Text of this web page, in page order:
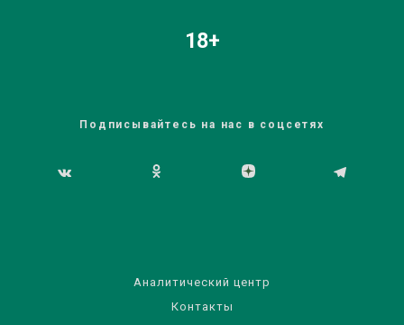
18+
Подписывайтесь на нас в соцсетях
Аналитический центр
Контакты